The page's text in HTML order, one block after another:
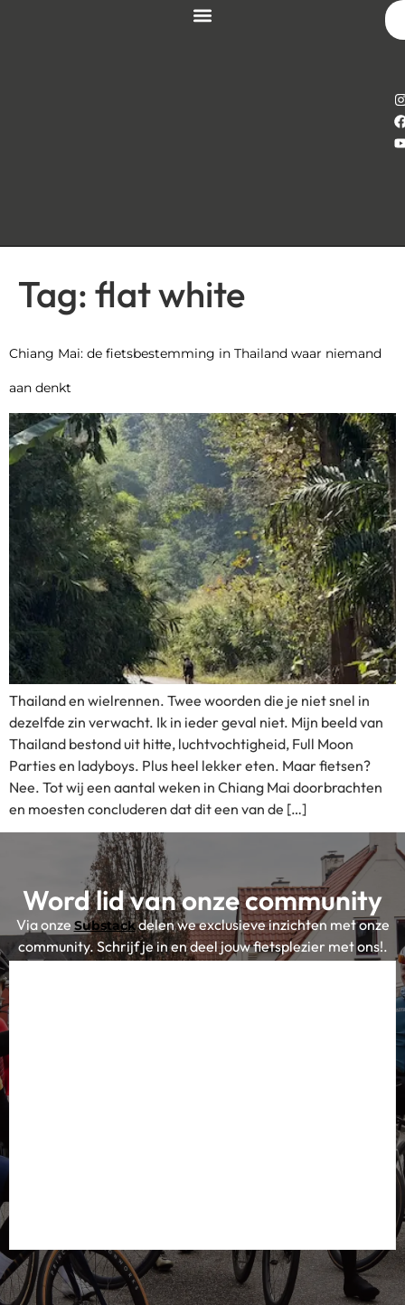
Tag: flat white
Chiang Mai: de fietsbestemming in Thailand waar niemand
aan denkt
Thailand en wielrennen. Twee woorden die je niet snel in
dezelfde zin verwacht. Ik in ieder geval niet. Mijn beeld van
Thailand bestond uit hitte, luchtvochtigheid, Full Moon
Parties en ladyboys. Plus heel lekker eten. Maar fietsen?
Nee. Tot wij een aantal weken in Chiang Mai doorbrachten
en moesten concluderen dat dit een van de […]
Word lid van onze community
Via onze Substackdelen we exclusieve inzichten met onze
community. Schrijf je in en deel jouw fietsplezier met ons!.